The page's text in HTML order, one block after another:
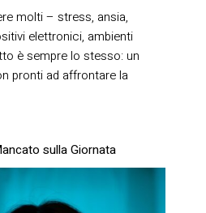
molti – stress, ansia,
elettronici, ambienti
è sempre lo stesso: un
pronti ad affrontare la
sulla Giornata